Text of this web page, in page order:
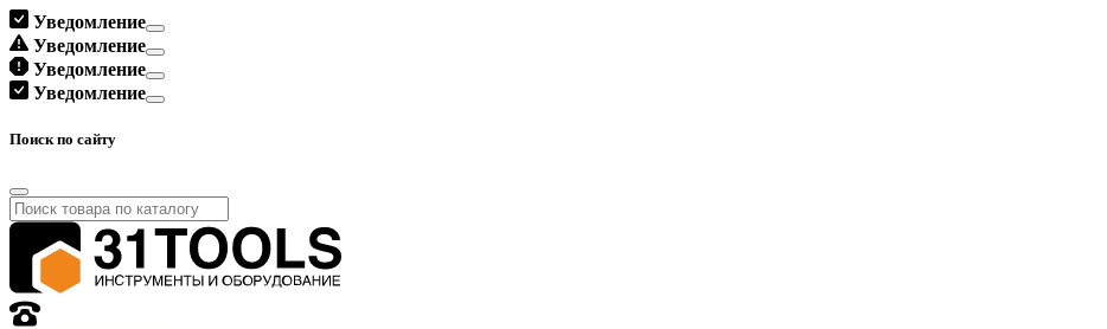
Уведомление
Уведомление
Уведомление
Уведомление
Поиск по сайту